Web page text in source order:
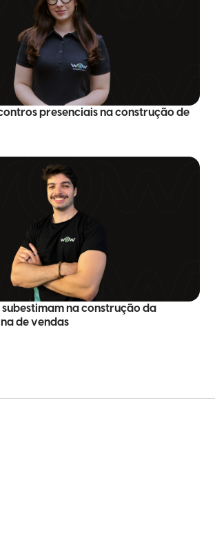
presenciais na construção de
na construção da
de vendas